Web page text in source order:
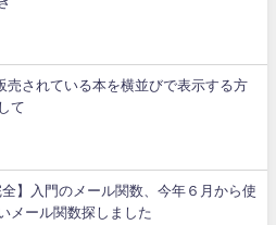
売されている本を横並びで表示する方
て
】入門のメール関数、今年６月から使
メール関数探しました